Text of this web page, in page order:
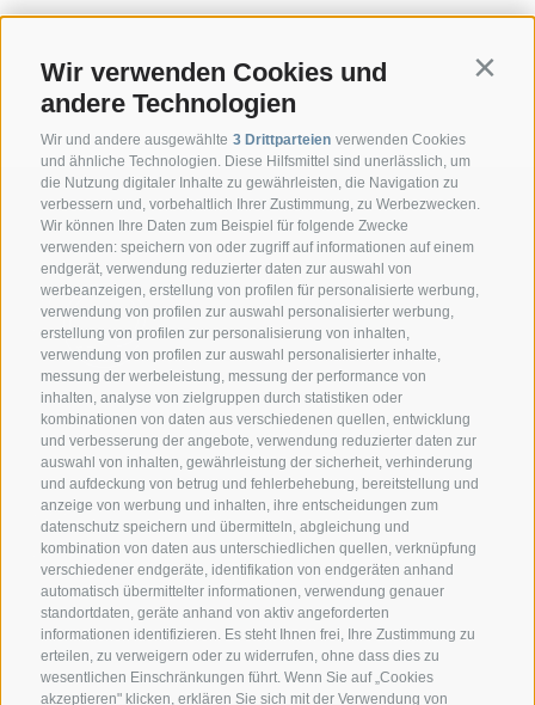
Wir verwenden Cookies und
andere Technologien
Wir und andere ausgewählte 3 Drittparteien verwenden Cookies
und ähnliche Technologien. Diese Hilfsmittel sind unerlässlich, um
die Nutzung digitaler Inhalte zu gewährleisten, die Navigation zu
verbessern und, vorbehaltlich Ihrer Zustimmung, zu Werbezwecken.
Wir können Ihre Daten zum Beispiel für folgende Zwecke
verwenden: speichern von oder zugriff auf informationen auf einem
endgerät, verwendung reduzierter daten zur auswahl von
werbeanzeigen, erstellung von profilen für personalisierte werbung,
verwendung von profilen zur auswahl personalisierter werbung,
erstellung von profilen zur personalisierung von inhalten,
verwendung von profilen zur auswahl personalisierter inhalte,
messung der werbeleistung, messung der performance von
inhalten, analyse von zielgruppen durch statistiken oder
kombinationen von daten aus verschiedenen quellen, entwicklung
und verbesserung der angebote, verwendung reduzierter daten zur
auswahl von inhalten, gewährleistung der sicherheit, verhinderung
und aufdeckung von betrug und fehlerbehebung, bereitstellung und
anzeige von werbung und inhalten, ihre entscheidungen zum
datenschutz speichern und übermitteln, abgleichung und
kombination von daten aus unterschiedlichen quellen, verknüpfung
verschiedener endgeräte, identifikation von endgeräten anhand
automatisch übermittelter informationen, verwendung genauer
standortdaten, geräte anhand von aktiv angeforderten
informationen identifizieren. Es steht Ihnen frei, Ihre Zustimmung zu
erteilen, zu verweigern oder zu widerrufen, ohne dass dies zu
wesentlichen Einschränkungen führt. Wenn Sie auf „Cookies
akzeptieren" klicken, erklären Sie sich mit der Verwendung von
KONTAKT
Superbrown
Via delle Bettine, 40 - 38121 Trento
Tel.:+39 0461 432111
info@superbrown.it